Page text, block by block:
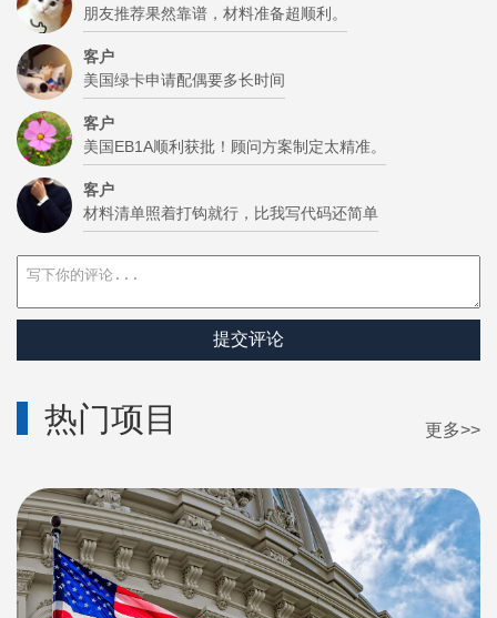
朋友推荐果然靠谱，材料准备超顺利。
客户
美国绿卡申请配偶要多长时间
客户
美国EB1A顺利获批！顾问方案制定太精准。
客户
材料清单照着打钩就行，比我写代码还简单
提交评论
热门项目 更多>>